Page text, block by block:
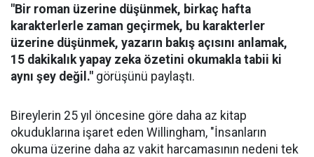
"Bir roman üzerine düşünmek, birkaç hafta
karakterlerle zaman geçirmek, bu karakterler
üzerine düşünmek, yazarın bakış açısını anlamak,
15 dakikalık yapay zeka özetini okumakla tabii ki
aynı şey değil." görüşünü paylaştı.
Bireylerin 25 yıl öncesine göre daha az kitap
okuduklarına işaret eden Willingham, "İnsanların
okuma üzerine daha az vakit harcamasının nedeni tek